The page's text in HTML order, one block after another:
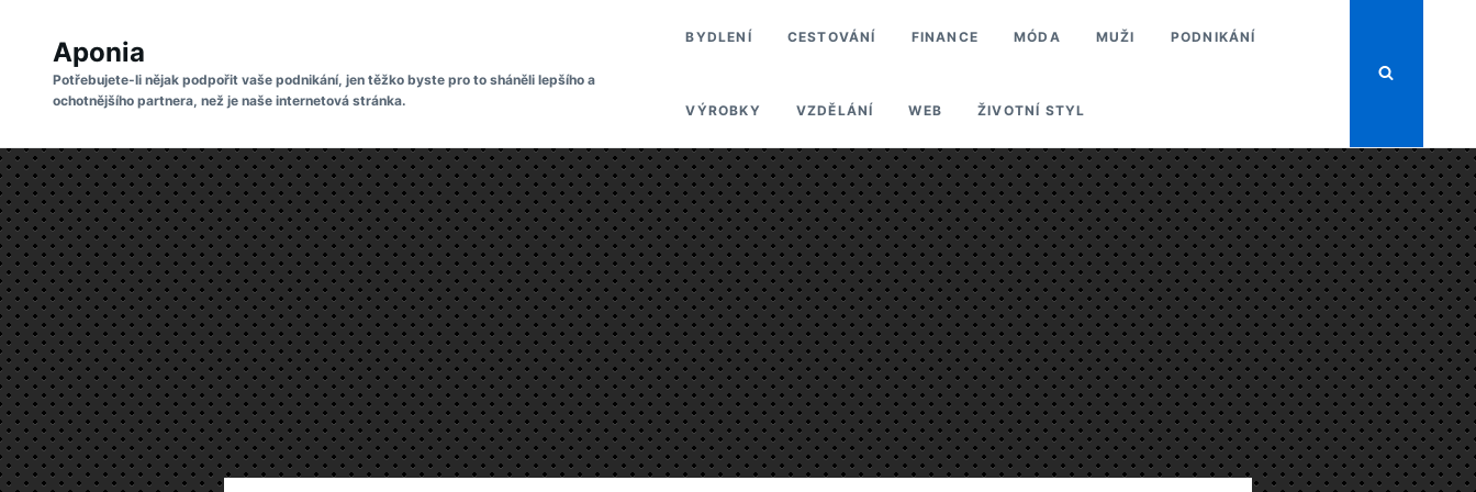
content
for:
Aponia
Potřebujete-li nějak podpořit vaše podnikání, jen těžko byste pro to sháněli lepšího a
ochotnějšího partnera, než je naše internetová stránka.
BYDLENÍ CESTOVÁNÍ FINANCE MÓDA MUŽI PODNIKÁNÍ
VÝROBKY VZDĚLÁNÍ WEB ŽIVOTNÍ STYL